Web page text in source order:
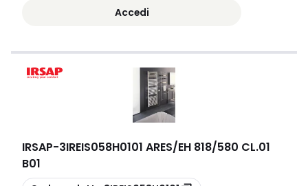
Accedi
IRSAP-3IREIS058H0101 ARES/EH 818/580 CL.01
B01